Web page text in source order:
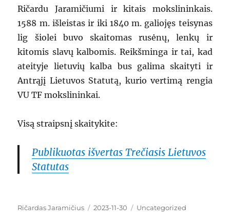
Ričardu Jaramičiumi ir kitais mokslininkais.
1588 m. išleistas ir iki 1840 m. galiojęs teisynas
lig šiolei buvo skaitomas rusėnų, lenkų ir
kitomis slavų kalbomis. Reikšminga ir tai, kad
ateityje lietuvių kalba bus galima skaityti ir
Antrąjį Lietuvos Statutą, kurio vertimą rengia
VU TF mokslininkai.
Visą straipsnį skaitykite:
Publikuotas išvertas Trečiasis Lietuvos
Statutas
Author
Ričardas Jaramičius
Posted
2023-11-30 Categories
Uncategorized